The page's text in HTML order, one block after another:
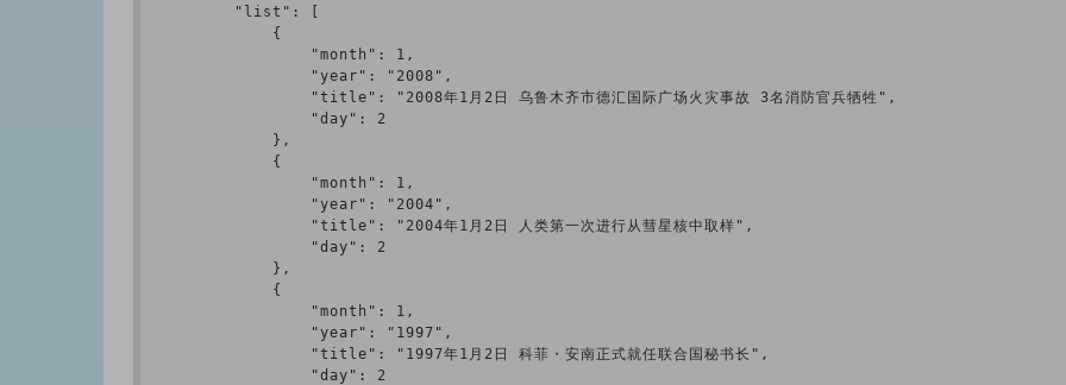
        "list": [
            {
                "month": 1,
                "year": "2008",
                "title": "2008年1月2日 乌鲁木齐市德汇国际广场火灾事故 3名消防官兵牺牲",
                "day": 2
            },
            {
                "month": 1,
                "year": "2004",
                "title": "2004年1月2日 人类第一次进行从彗星核中取样",
                "day": 2
            },
            {
                "month": 1,
                "year": "1997",
                "title": "1997年1月2日 科菲・安南正式就任联合国秘书长",
                "day": 2